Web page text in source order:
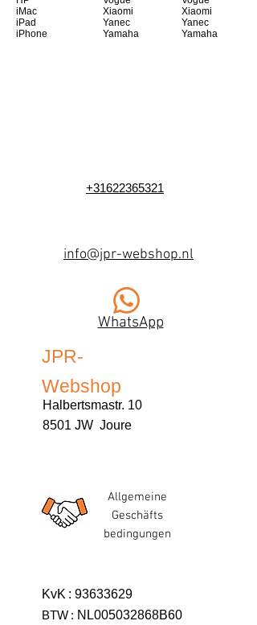
iMac
iPad
iPhone
Xiaomi
Yanec
Yamaha
Xiaomi
Yanec
Yamaha
+31622365321
info@jpr-webshop.nl
WhatsApp
JPR-
Webshop
Halbertsmastr. 10
8501 JW Joure
Allgemeine
Geschäfts
bedingungen
KvK : 93633629
BTW : NL005032868B60